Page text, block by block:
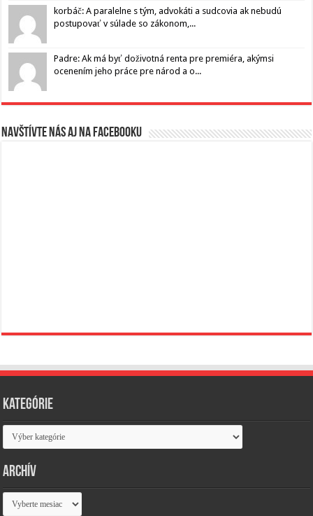
korbáč: A paralelne s tým, advokáti a sudcovia ak nebudú
postupovať v súlade so zákonom,...
Padre: Ak má byť doživotná renta pre premiéra, akýmsi
ocenením jeho práce pre národ a o...
Navštívte nás aj na Facebooku
Kategórie
Kategórie
Archív
Archív